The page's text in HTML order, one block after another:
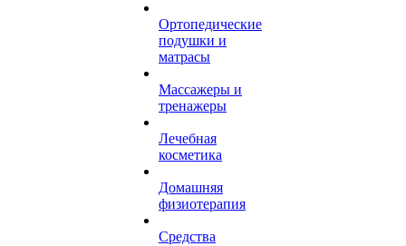
Ортопедические
подушки и
матрасы
Массажеры и
тренажеры
Лечебная
косметика
Домашняя
физиотерапия
Средства